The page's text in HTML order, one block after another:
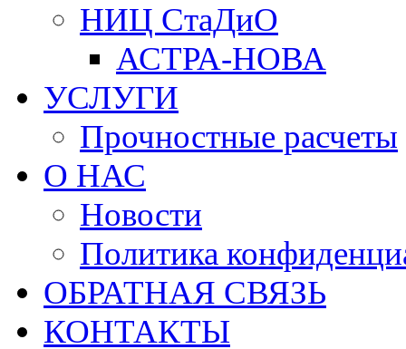
НИЦ СтаДиО
АСТРА-НОВА
УСЛУГИ
Прочностные расчеты
О НАС
Новости
Политика
ОБРАТНАЯ СВЯЗЬ
КОНТАКТЫ